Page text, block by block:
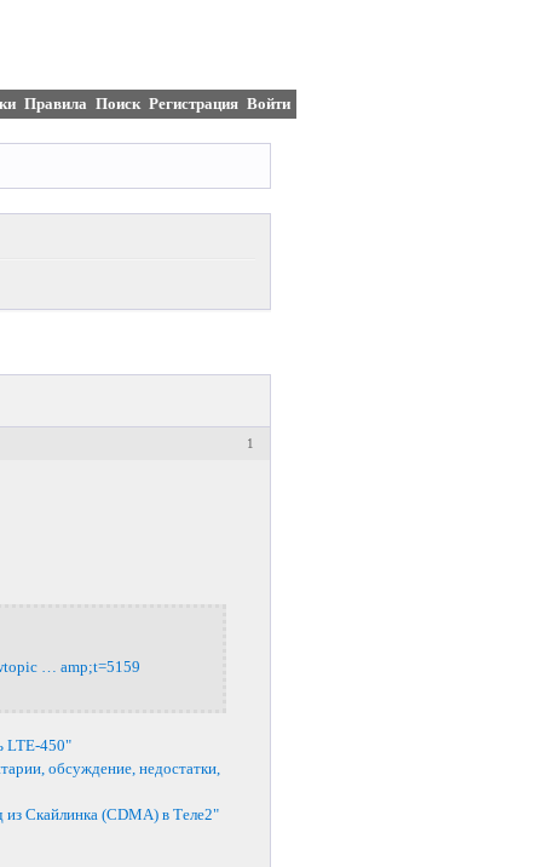
Правила Поиск Регистрация Войти
1
… amp;t=5159
LTE-450"
обсуждение, недостатки,
из Скайлинка (CDMA) в Теле2"